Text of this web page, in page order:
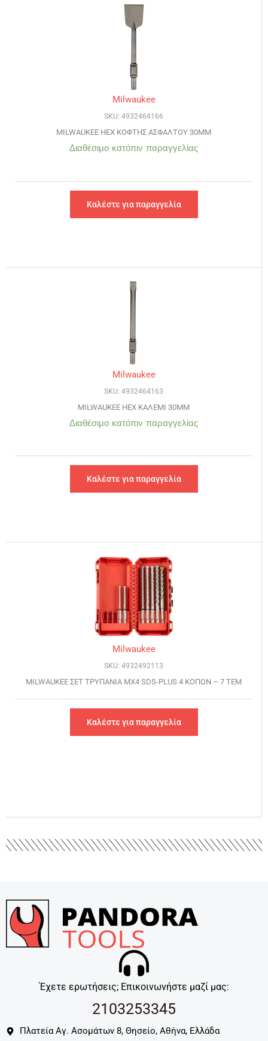
Milwaukee
SKU: 4932464166
MILWAUKEE HEX ΚΟΦΤΗΣ ΑΣΦΑΛΤΟΥ 30MM
Διαθέσιμο κατόπιν παραγγελίας
Καλέστε για παραγγελία
Milwaukee
SKU: 4932464163
MILWAUKEE HEX ΚΑΛΕΜΙ 30MM
Διαθέσιμο κατόπιν παραγγελίας
Καλέστε για παραγγελία
Milwaukee
SKU: 4932492113
MILWAUKEE ΣET ΤΡΥΠΑΝΙΑ ΜΧ4 SDS-PLUS 4 ΚΟΠΩΝ – 7 ΤΕΜ
Καλέστε για παραγγελία
Έχετε ερωτήσεις; Επικοινωνήστε μαζί μας:
2103253345
Πλατεία Αγ. Ασομάτων 8, Θησείο, Αθήνα, Ελλάδα